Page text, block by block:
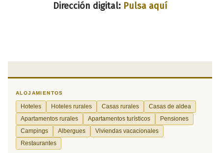
Dirección digital: Pulsa aquí